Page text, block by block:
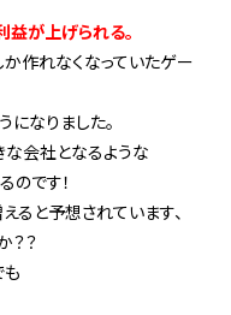
益が上げられる。
か作れなくなっていたゲー
なりました。
な会社となるような
のです！
ると予想されています、
？？